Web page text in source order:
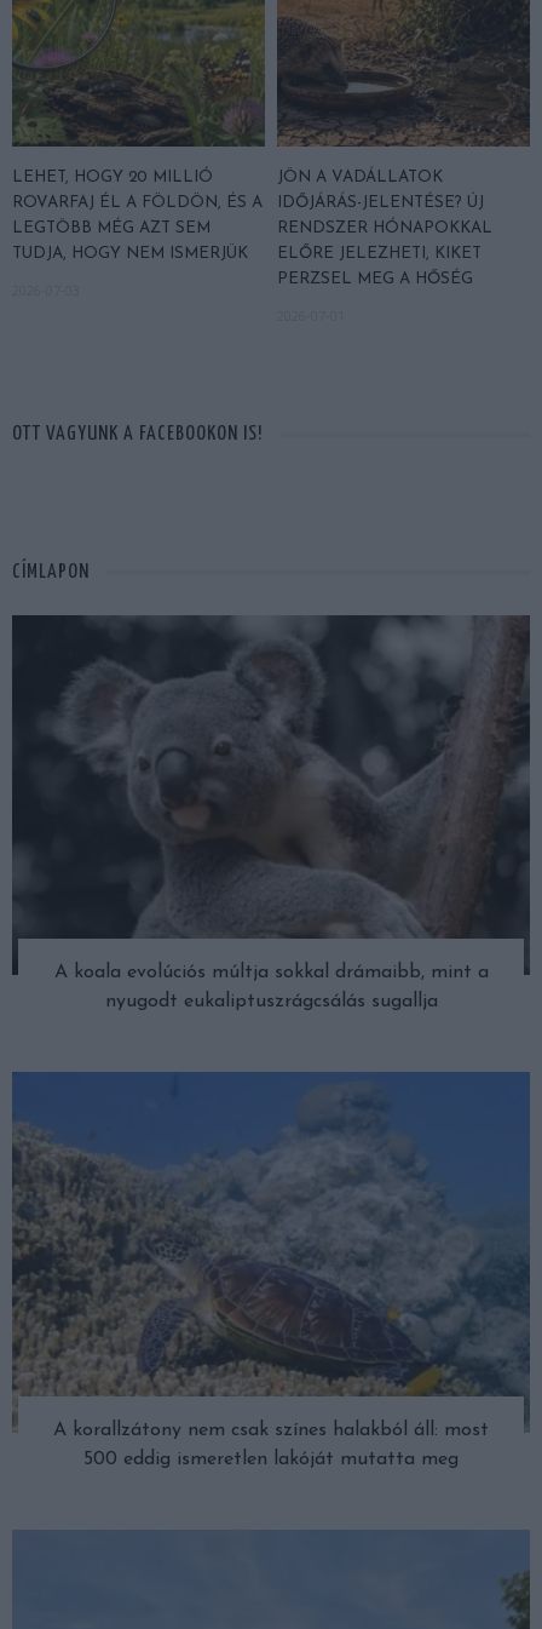
LEHET, HOGY 20 MILLIÓ
ROVARFAJ ÉL A FÖLDÖN, ÉS A
LEGTÖBB MÉG AZT SEM
TUDJA, HOGY NEM ISMERJÜK
JÖN A VADÁLLATOK
IDŐJÁRÁS-JELENTÉSE? ÚJ
RENDSZER HÓNAPOKKAL
ELŐRE JELEZHETI, KIKET
PERZSEL MEG A HŐSÉG
OTT VAGYUNK A FACEBOOKON IS!
CÍMLAPON
A koala evolúciós múltja sokkal drámaibb, mint a
nyugodt eukaliptuszrágcsálás sugallja
A korallzátony nem csak színes halakból áll: most
500 eddig ismeretlen lakóját mutatta meg